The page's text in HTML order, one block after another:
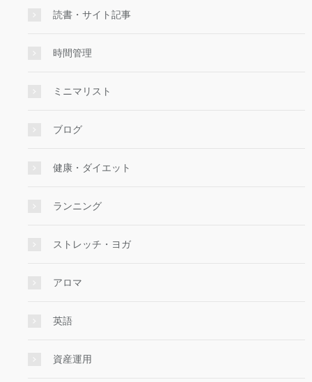
読書・サイト記事
時間管理
ミニマリスト
ブログ
健康・ダイエット
ランニング
ストレッチ・ヨガ
アロマ
英語
資産運用